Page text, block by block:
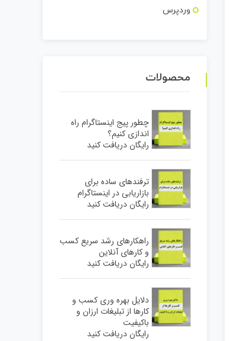
وردپرس
محصولات
چطور پیج اینستاگرام راه
اندازی کنیم؟
رایگان دریافت کنید
ترفندهای ساده برای
بازاریابی در اینستاگرام
رایگان دریافت کنید
راهکارهای رشد سریع کسب
و کارهای آنلاین
رایگان دریافت کنید
دلایل بهره وری کسب و
کارها از تبلیغات ارزان و
باکیفیت
رایگان دریافت کنید